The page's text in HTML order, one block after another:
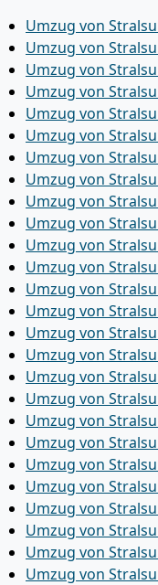
Umzug von
Umzug von
Umzug von
Umzug von
Umzug von
Umzug von
Umzug von
Umzug von
Umzug von
Umzug von
Umzug von
Umzug von
Umzug von
Umzug von
Umzug von
Umzug von
Umzug von
Umzug von
Umzug von
Umzug von
Umzug von
Umzug von
Umzug von
Umzug von
Umzug von
Umzug von